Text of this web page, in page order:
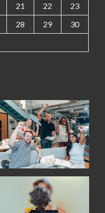
21 22
23
28 29
30